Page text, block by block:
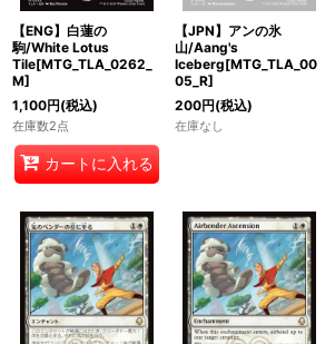
【ENG】白蓮の
駒/White Lotus
Tile[MTG_TLA_0262_
M]
1,100円(税込)
在庫数2点
カートに入れる
【JPN】アンの氷
山/Aang's
Iceberg[MTG_TLA_00
05_R]
200円(税込)
在庫なし